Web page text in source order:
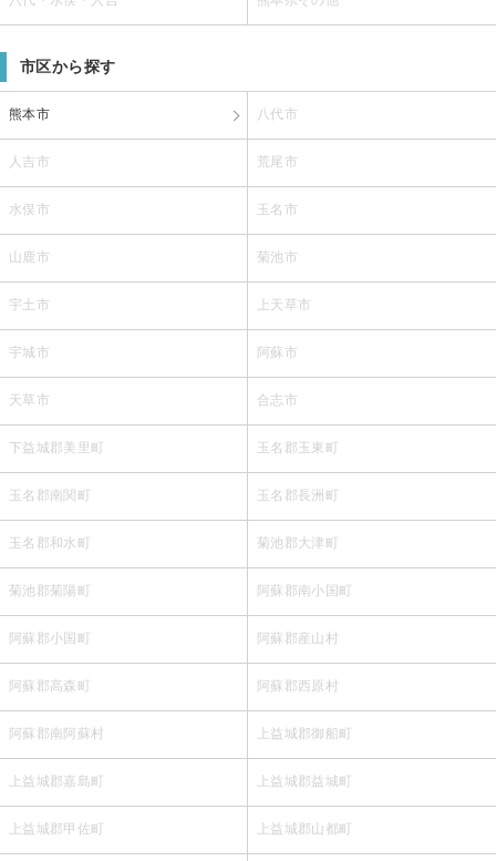
市区から探す
熊本市 八代市
人吉市 荒尾市
水俣市 玉名市
山鹿市 菊池市
宇土市 上天草市
宇城市 阿蘇市
天草市 合志市
下益城郡美里町 玉名郡玉東町
玉名郡南関町 玉名郡長洲町
玉名郡和水町 菊池郡大津町
菊池郡菊陽町 阿蘇郡南小国町
阿蘇郡小国町 阿蘇郡産山村
阿蘇郡高森町 阿蘇郡西原村
阿蘇郡南阿蘇村 上益城郡御船町
上益城郡嘉島町 上益城郡益城町
上益城郡甲佐町 上益城郡山都町